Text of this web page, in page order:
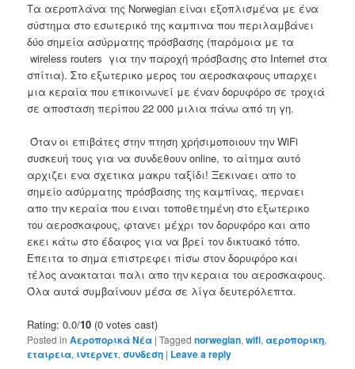
Τα αεροπλάνα της Norwegian είναι εξοπλισμένα με ένα
σύστημα στο εσωτερικό της καμπινα που περιλαμβάνει
δύο σημεία ασύρματης πρόσβασης (παρόμοια με τα
wireless routers για την παροχή πρόσβασης στο Internet στα
σπίτια). Στο εξωτερικο μερος του αεροσκαφους υπαρχει
μια κεραία που επικοινωνεί με έναν δορυφόρο σε τροχιά
σε αποσταση περίπου 22 000 μιλια πάνω από τη γη.
Όταν οι επιβάτες στην πτηση χρήσιμοποιουν την WiFi
συσκευή τους για να συνδεθουν online, το αίτημα αυτό
αρχιζει ενα σχετικα μακρυ ταξίδι! Ξεκιναει απο το
σημείο ασύρματης πρόσβασης της καμπίνας, περναει
απο την κεραία που ειναι τοποθετημένη στο εξωτερικο
του αεροσκαφους, ​​φτανει μέχρι τον δορυφόρο και απο
εκει κάτω στο έδαφος για να βρεί τον δικτυακό τόπο.
Επειτα το σημα επιστρεφει πίσω στον δορυφόρο και
τέλος ανακταται παλι απο την κεραια του αεροσκαφους.
Όλα αυτά συμβαίνουν μέσα σε λίγα δευτερόλεπτα.
Rating: 0.0/10 (0 votes cast)
Posted in Αεροπορικά Νέα |Tagged norwegian,wifi,αεροπορικη,
εταιρεια, ιντερνετ,συνδεση | Leave a reply